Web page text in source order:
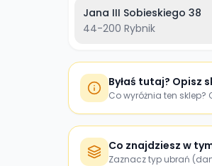
Jana III Sobieskiego 38
44-200 Rybnik
Byłaś tutaj? Opisz
Co wyróżnia ten sklep?
Co znajdziesz w
Zaznacz typ ubrań